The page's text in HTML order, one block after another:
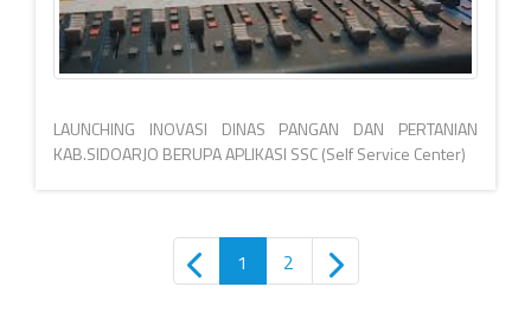
LAUNCHING INOVASI DINAS PANGAN DAN PERTANIAN
KAB.SIDOARJO BERUPA APLIKASI SSC (Self Service Center)
1 2